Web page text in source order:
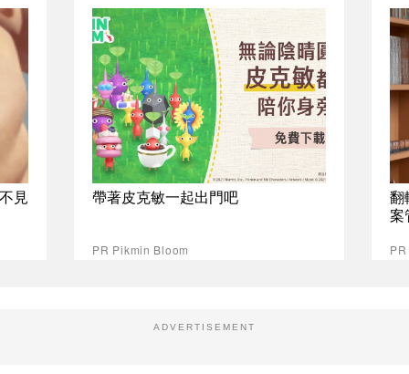
見 帶著皮克敏一起出門吧
PR Pikmin Bloom
翻
案
ADVERTISEMENT